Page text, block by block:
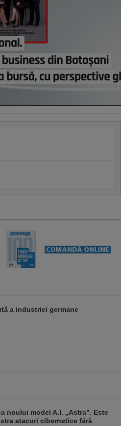
a industriei germane
noului model A.I. „Astra”. Este
atacuri cibernetice fără